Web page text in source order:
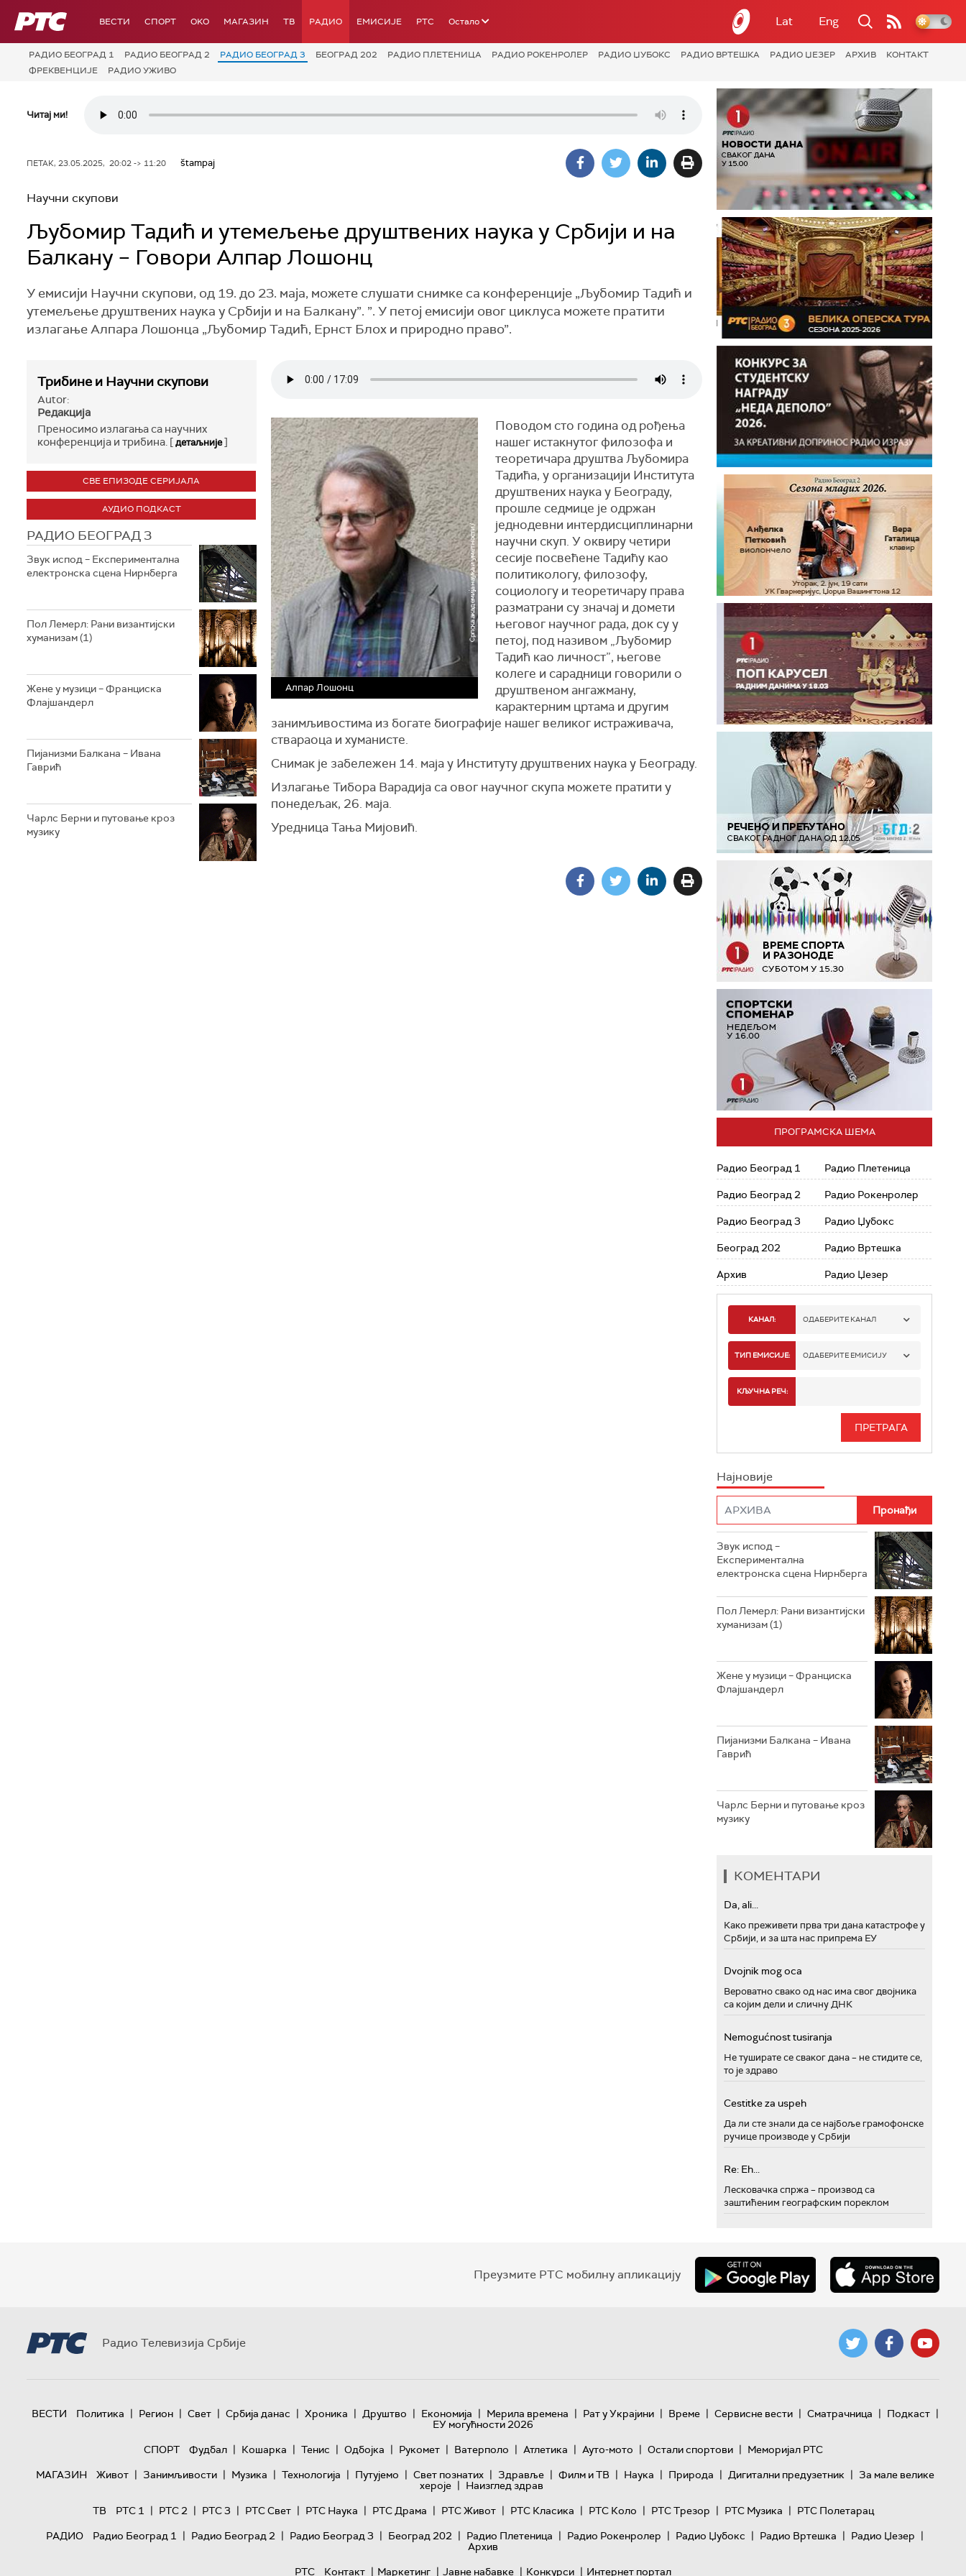
РТС ВЕСТИ СПОРТ OKO МАГАЗИН ТВ РАДИО ЕМИСИЈЕ РТС Остало Lat Eng
РАДИО БЕОГРАД 1 РАДИО БЕОГРАД 2 РАДИО БЕОГРАД 3 БЕОГРАД 202 РАДИО ПЛЕТЕНИЦА РАДИО РОКЕНРОЛЕР РАДИО ЏУБОКС РАДИО ВРТЕШКА РАДИО ЏЕЗЕР АРХИВ
КОНТАКТ
ФРЕКВЕНЦИЈЕ
РАДИО УЖИВО
Читај ми!
ПЕТАК, 23.05.2025, 20:02 -> 11:20 štampaj
Научни скупови
Љубомир Тадић и утемељење друштвених наука у Србији и на
Балкану – Говори Алпар Лошонц
У емисији Научни скупови, од 19. до 23. маја, можете слушати снимке са конференције „Љубомир Тадић и
утемељење друштвених наука у Србији и на Балкану”. ”. У петој емисији овог циклуса можете пратити
излагање Алпара Лошонца „Љубомир Тадић, Ернст Блох и природно право”.
Трибине и Научни скупови
Autor:
Редакција
Преносимо излагања са научних
конференција и трибина. [детаљније]
СВЕ ЕПИЗОДЕ СЕРИЈАЛА
АУДИО ПОДКАСТ
РАДИО БЕОГРАД 3
Звук испод – Експериментална
електронска сцена Нирнберга
Пол Лемерл: Рани византијски
хуманизам (1)
Жене у музици – Франциска
Флајшандерл
Пијанизми Балкана – Ивана
Гаврић
Чарлс Берни и путовање кроз
музику
Алпар Лошонц
Поводом сто година од рођења
нашег истакнутог филозофа и
теоретичара друштва Љубомира
Тадића, у организацији Института
друштвених наука у Београду,
прошле седмице је одржан
једнодевни интердисциплинарни
научни скуп. У оквиру четири
сесије посвећене Тадићу као
политиколoгу, филозофу,
социологу и теоретичару права
разматрани су значај и домети
његовог научног рада, док су у
петој, под називом „Љубомир
Тадић као личност”, његове
колеге и сарадници говорили о
друштвеном ангажману,
карактерним цртама и другим
занимљивостима из богате биографије нашег великог истраживача,
ствараоца и хуманисте.
Снимак је забележен 14. маја у Институту друштвених наука у Београду.
Излагање Тибора Варадија са овог научног скупа можете пратити у
понедељак, 26. маја.
Уредница Тања Мијовић.
ПРОГРАМСКА ШЕМА
Радио Београд 1
Радио Београд 2
Радио Београд 3
Београд 202
Архив
Радио Плетеница
Радио Рокенролер
Радио Џубокс
Радио Вртешка
Радио Џезер
КАНАЛ: ОДАБЕРИТЕ КАНАЛ
РАДИО БЕОГРАД 1
РАДИО БЕОГРАД 3
РАДИО РОКЕНРОЛЕР
РАДИО ЏУБОКС
РАДИО ВРТЕШКА
РАДИО ЏЕЗЕР
ТИП ЕМИСИЈЕ: ОДАБЕРИТЕ ЕМИСИЈУ
ИНФО
КЉУЧНА РЕЧ:
Најновије
Звук испод –
Експериментална
електронска сцена Нирнберга
Пол Лемерл: Рани византијски
хуманизам (1)
Жене у музици – Франциска
Флајшандерл
Пијанизми Балкана – Ивана
Гаврић
Чарлс Берни и путовање кроз
музику
КОМЕНТАРИ
Da, ali...
Како преживети прва три дана катастрофе у
Србији, и за шта нас припрема ЕУ
Dvojnik mog oca
Вероватно свако од нас има свог двојника
са којим дели и сличну ДНК
Nemogućnost tusiranja
Не туширате се сваког дана – не стидите се,
то је здраво
Cestitke za uspeh
Да ли сте знали да се најбоље грамофонске
ручице производе у Србији
Re: Eh...
Лесковачка спржа – производ са
заштићеним географским пореклом
Преузмите РТС мобилну апликацију
Радио Телевизија Србије
ВЕСТИ Политика | Регион | Свет | Србија данас | Хроника | Друштво | Економија | Мерила времена | Рат у Украјини | Време | Сервисне вести | Сматрачница | Подкаст |
ЕУ могућности 2026
СПОРТ
Фудбал | Кошарка | Тенис | Одбојка | Рукомет | Ватерполо | Атлетика | Ауто-мото | Остали спортови | Меморијал РТС
МАГАЗИН
Живот | Занимљивости | Музика | Технологијa | Путујемо | Свет познатих | Здравље | Филм и ТВ | Наука | Природа | Дигитални предузетник | За мале велике
хероје | Наизглед здрав
ТВ
РТС 1 | РТС 2 | РТС 3 | РТС Свет | РТС Наука | РТС Драма | РТС Живот | РТС Класика | РТС Коло | РТС Трезор | РТС Музика | РТС Полетарац
РАДИО
Радио Београд 1 | Радио Београд 2 | Радио Београд 3 | Београд 202 | Радио Плетеница | Радио Рокенролер | Радио Џубокс | Радио Вртешка | Радио Џезер |
Архив
РТС
Контакт | Маркетинг | Јавне набавке | Конкурси | Интернет портал